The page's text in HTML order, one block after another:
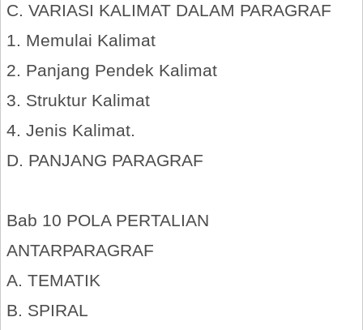
C. VARIASI KALIMAT DALAM PARAGRAF
1. Memulai Kalimat
2. Panjang Pendek Kalimat
3. Struktur Kalimat
4. Jenis Kalimat.
D. PANJANG PARAGRAF
Bab 10 POLA PERTALIAN
ANTARPARAGRAF
A. TEMATIK
B. SPIRAL